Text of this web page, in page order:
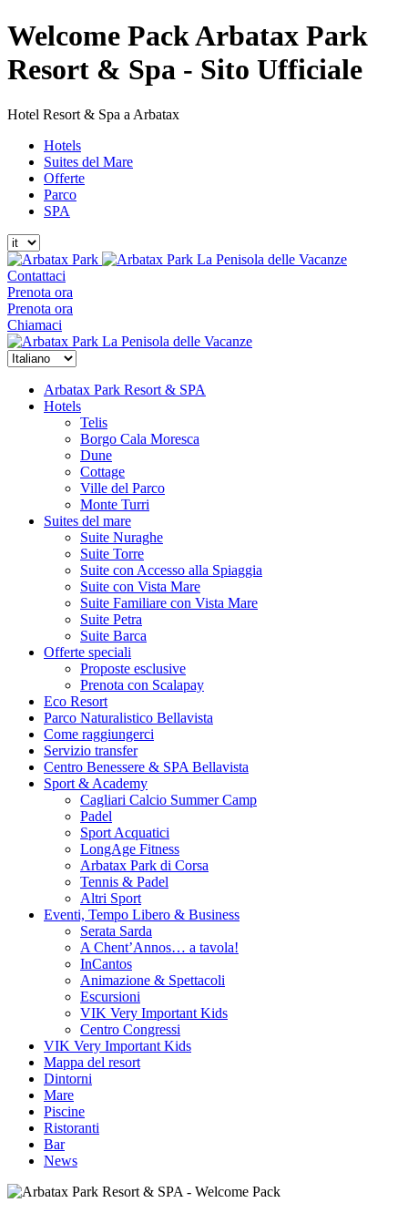
Welcome Pack Arbatax Park
Resort & Spa - Sito Ufficiale
Hotel Resort & Spa a Arbatax
Hotels
Suites del Mare
Offerte
Parco
SPA
La Penisola delle Vacanze
Contattaci
Prenota ora
Prenota ora
Chiamaci
La Penisola delle Vacanze
Arbatax Park Resort & SPA
Hotels
Telis
Borgo Cala Moresca
Dune
Cottage
Ville del Parco
Monte Turri
Suites del mare
Suite Nuraghe
Suite Torre
Suite con Accesso alla Spiaggia
Suite con Vista Mare
Suite Familiare con Vista Mare
Suite Petra
Suite Barca
Offerte speciali
Proposte esclusive
Prenota con Scalapay
Eco Resort
Parco Naturalistico Bellavista
Come raggiungerci
Servizio transfer
Centro Benessere & SPA Bellavista
Sport & Academy
Cagliari Calcio Summer Camp
Padel
Sport Acquatici
LongAge Fitness
Arbatax Park di Corsa
Tennis & Padel
Altri Sport
Eventi, Tempo Libero & Business
Serata Sarda
A Chent’Annos… a tavola!
InCantos
Animazione & Spettacoli
Escursioni
VIK Very Important Kids
Centro Congressi
VIK Very Important Kids
Mappa del resort
Dintorni
Mare
Piscine
Ristoranti
Bar
News